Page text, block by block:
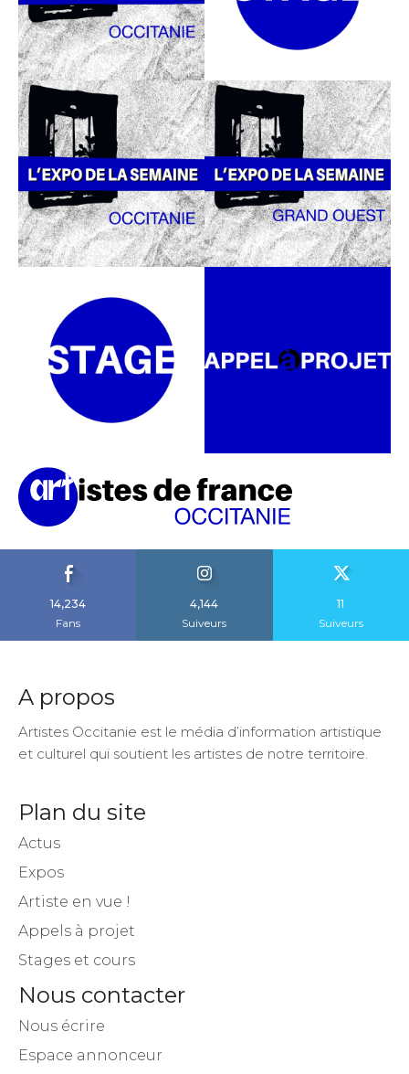
14,234
Fans
4,144
Suiveurs
11
Suiveurs
A propos
Artistes Occitanie est le média d’information artistique
et culturel qui soutient les artistes de notre territoire.
Plan du site
Actus
Expos
Artiste en vue !
Appels à projet
Stages et cours
Nous contacter
Nous écrire
Espace annonceur